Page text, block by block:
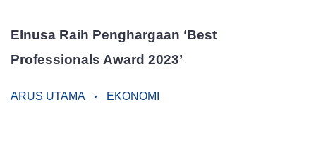
Elnusa Raih Penghargaan ‘Best
Professionals Award 2023’
ARUS UTAMA EKONOMI